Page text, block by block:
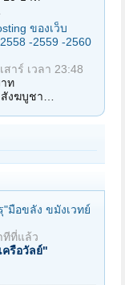
ของเว็บ
-2559 -2560
เสาร์ เวลา 23:48
ท
งฆบูชา…
"มือขลัง ขมังเวทย์
ทีที่แล้ว
ครือวัลย์"